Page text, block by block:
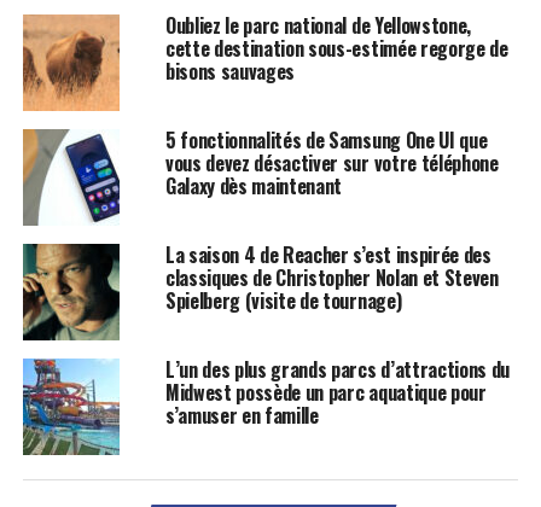
Oubliez le parc national de Yellowstone,
cette destination sous-estimée regorge de
bisons sauvages
5 fonctionnalités de Samsung One UI que
vous devez désactiver sur votre téléphone
Galaxy dès maintenant
La saison 4 de Reacher s’est inspirée des
classiques de Christopher Nolan et Steven
Spielberg (visite de tournage)
L’un des plus grands parcs d’attractions du
Midwest possède un parc aquatique pour
s’amuser en famille